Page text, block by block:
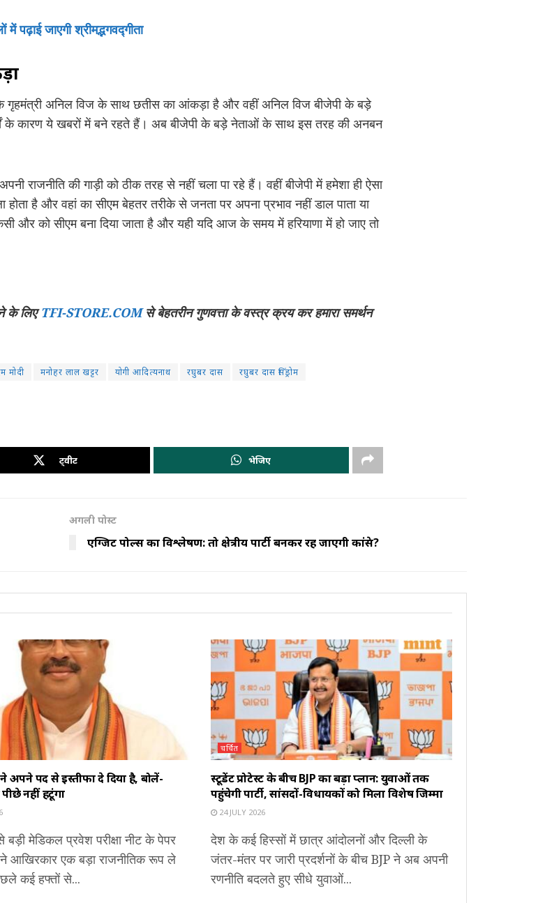
जाएगी श्रीमद्भगवद्गीता
गृहमंत्री अनिल विज के साथ छतीस का आंकड़ा है और वहीं अनिल विज बीजेपी के बड़े
के कारण ये खबरों में बने रहते हैं। अब बीजेपी के बड़े नेताओं के साथ इस तरह की अनबन
राजनीति की गाड़ी को ठीक तरह से नहीं चला पा रहे हैं। वहीं बीजेपी में हमेशा ही ऐसा
होता है और वहां का सीएम बेहतर तरीके से जनता पर अपना प्रभाव नहीं डाल पाता या
और को सीएम बना दिया जाता है और यही यदि आज के समय में हरियाणा में हो जाए तो
के लिएTFI-STORE.COMसे बेहतरीन गुणवत्ता के वस्त्र क्रय कर हमारा समर्थन
मोदी मनोहर लाल खट्टर योगी आदित्यनाथ रघुबर दास
रघुबर दास सिंड्रोम
ट्वीट भेजिए
अगली पोस्ट
एग्जिट पोल्स का विश्लेषण: तो क्षेत्रीय पार्टी बनकर रह जाएगी कांग्रेस?
ने अपने पद से इस्तीफा दे दिया है, बोलें-
नहीं हटूंगा
मेडिकल प्रवेश परीक्षा नीट के पेपर
ने आखिरकार एक बड़ा राजनीतिक रूप ले
कई हफ्तों से...
चर्चित
स्टूडेंट प्रोटेस्ट के बीच BJP का बड़ा प्लान: युवाओं तक
पहुंचेगी पार्टी, सांसदों-विधायकों को मिला विशेष जिम्मा
24 JULY 2026
देश के कई हिस्सों में छात्र आंदोलनों और दिल्ली के
जंतर-मंतर पर जारी प्रदर्शनों के बीच BJP ने अब अपनी
रणनीति बदलते हुए सीधे युवाओं...